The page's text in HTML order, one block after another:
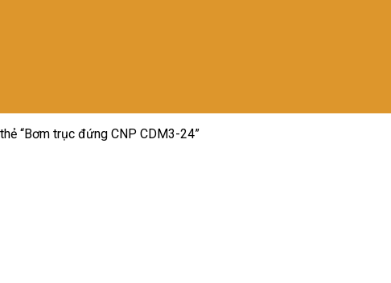
“Bơm trục đứng CNP CDM3-24”